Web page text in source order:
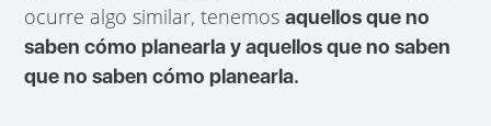
ocurre algo similar, tenemosaquellos que no
saben cómo planearla y aquellos que no saben
que no saben cómo planearla.